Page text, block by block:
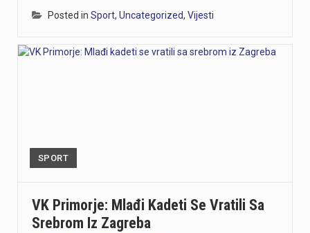
Posted in Sport, Uncategorized, Vijesti
SPORT
VK Primorje: Mlađi Kadeti Se Vratili Sa
Srebrom Iz Zagreba